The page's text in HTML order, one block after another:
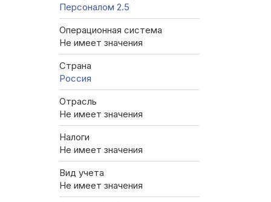
Персоналом 2.5
Операционная система
Не имеет значения
Страна
Россия
Отрасль
Не имеет значения
Налоги
Не имеет значения
Вид учета
Не имеет значения